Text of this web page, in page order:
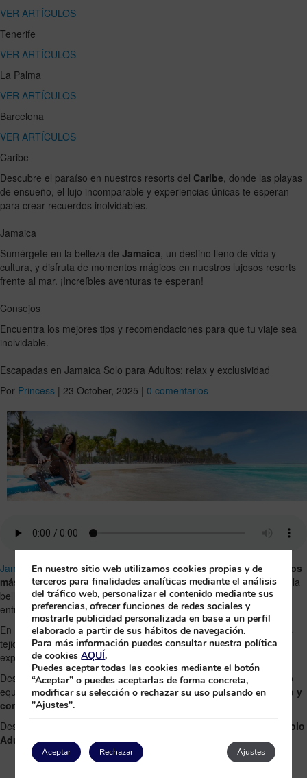
VER ARTÍCULOS
Tenerife
VER ARTÍCULOS
La Palma
VER ARTÍCULOS
Barcelona
VER ARTÍCULOS
Caribe
Descubre el paraíso en nuestros resorts del Caribe , donde las playas
de ensueño, el lujo incomparable y experiencias únicas te esperan
para crear recuerdos inolvidables.
Jamaica
Sumérgete en la belleza de Jamaica , un destino lleno de vida y
cultura, y disfruta de momentos mágicos en nuestros lujosos resorts
frente al mar. ¡Increíbles aventuras te esperan!
Consejos
Encuentra los mejores tips y recomendaciones para que tu viaje sea
inolvidable.
Escapadas en Jamaica Solo para Adultos: relax y exclusividad
Por Princess | 23 October, 2025 | 0 comentarios
Jamaicaha sido celebrada desde siempre como uno de losdestinos
más cautivadores del mundo, un lugar donde la vibrante cultura, la
belleza natural, la cálida hospitalidad y los sabores inolvidables se
entrelazan.
En
Princess Senses The Mangrove, el resortSolo Adultos
tejido todo esto en un santuario diseñado para la privacidad y las
experiencias elevadas.
Desde el momento de tu llegada hasta la última despedida, nuestro
equipo se asegura de que cada detalle de tu estancia hable de
lujo y
comodidad.
Descubre nuestras recomendaciones para vivir una
experiencia Solo
Adultos , ideal para disfrutar en grupo de amigos
En nuestro sitio web utilizamos cookies propias y de
terceros para finalidades analíticas mediante el análisis
del tráfico web, personalizar el contenido mediante sus
preferencias, ofrecer funciones de redes sociales y
mostrarle publicidad personalizada en base a un perfil
elaborado a partir de sus hábitos de navegación.
Para más información puedes consultar nuestra política
de cookiesAQUÍ.
Puedes aceptar todas las cookies mediante el botón
“Aceptar” o puedes aceptarlas de forma concreta,
modificar su selección o rechazar su uso pulsando en
"Ajustes".
Aceptar Ajustes
Rechazar